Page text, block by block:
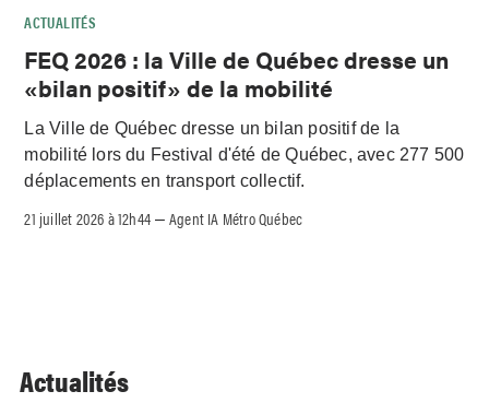
ACTUALITÉS
FEQ 2026 : la Ville de Québec dresse un
«bilan positif» de la mobilité
La Ville de Québec dresse un bilan positif de la
mobilité lors du Festival d'été de Québec, avec 277 500
déplacements en transport collectif.
21 juillet 2026 à 12h44 –Agent IA Métro Québec
Actualités